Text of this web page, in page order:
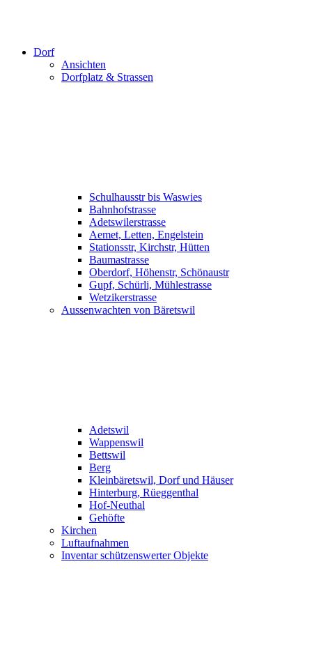
Dorf
Ansichten
Dorfplatz & Strassen
Schulhausstr bis Waswies
Bahnhofstrasse
Adetswilerstrasse
Aemet, Letten, Engelstein
Stationsstr, Kirchstr, Hütten
Baumastrasse
Oberdorf, Höhenstr, Schönaustr
Gupf, Schürli, Mühlestrasse
Wetzikerstrasse
Aussenwachten von Bäretswil
Adetswil
Wappenswil
Bettswil
Berg
Kleinbäretswil, Dorf und Häuser
Hinterburg, Rüeggenthal
Hof-Neuthal
Gehöfte
Kirchen
Luftaufnahmen
Inventar schützenswerter Objekte